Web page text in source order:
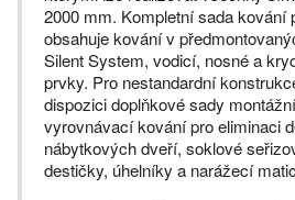
2000 mm. Kompletní sada kování
obsahuje kování v
Silent System, vodicí, nosné a
prvky. Pro nestandardní
dispozici doplňkové sady
vyrovnávací kování pro eliminaci
nábytkových dveří, soklové
destičky, úhelníky a narážecí